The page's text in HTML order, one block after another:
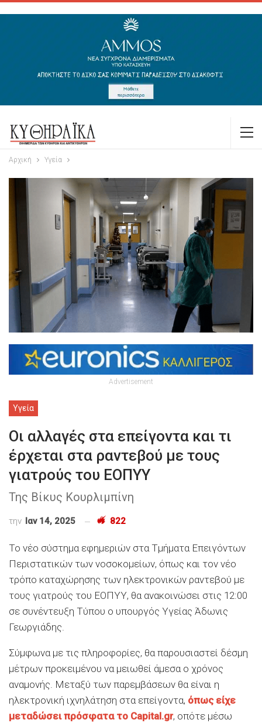
Αρχική Υγεία
Advertisement
Υγεία
Οι αλλαγές στα επείγοντα και τι
έρχεται στα ραντεβού με τους
γιατρούς του ΕΟΠΥΥ
Της Βίκυς Κουρλιμπίνη
την Ιαν 14, 2025 822
Το νέο σύστημα εφημεριών στα Τμήματα Επειγόντων
Περιστατικών των νοσοκομείων, όπως και τον νέο
τρόπο καταχώρησης των ηλεκτρονικών ραντεβού με
τους γιατρούς του ΕΟΠΥΥ, θα ανακοινώσει στις 12:00
σε συνέντευξη Τύπου ο υπουργός Υγείας Άδωνις
Γεωργιάδης.
Σύμφωνα με τις πληροφορίες, θα παρουσιαστεί δέσμη
μέτρων προκειμένου να μειωθεί άμεσα ο χρόνος
αναμονής. Μεταξύ των παρεμβάσεων θα είναι η
ηλεκτρονική ιχνηλάτηση στα επείγοντα, όπως είχε
μεταδώσει πρόσφατα το Capital.gr, οπότε μέσω